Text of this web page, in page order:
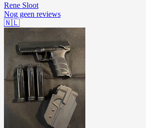
Rene Sloot
Nog geen reviews
🇳🇱